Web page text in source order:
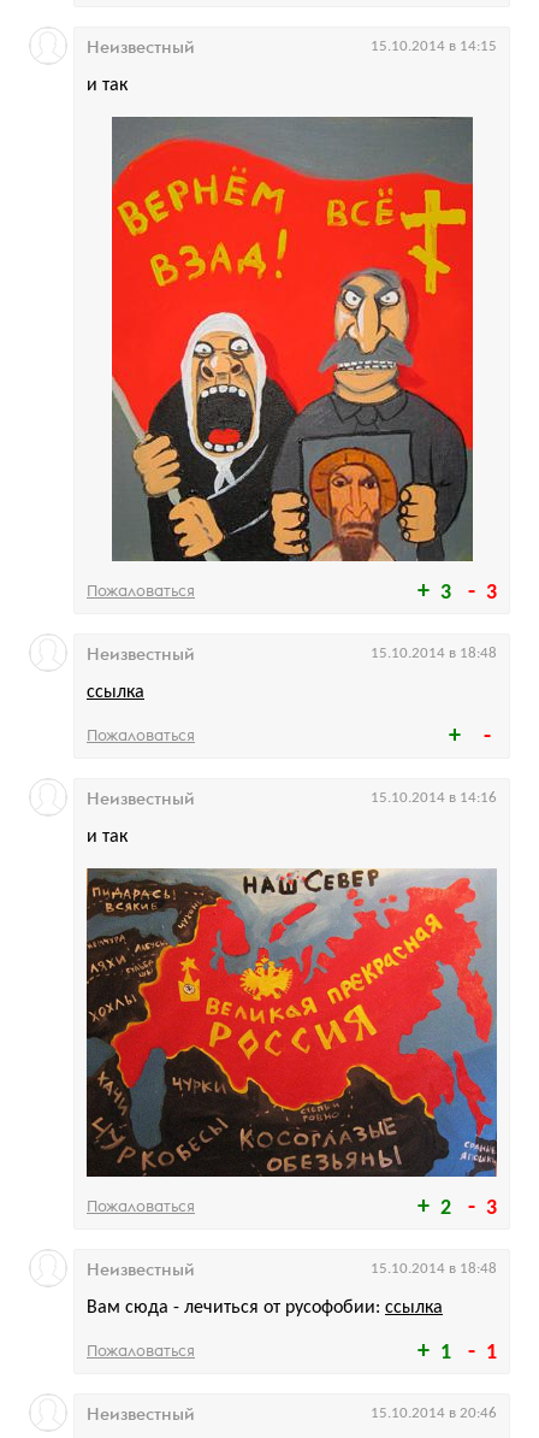
3 3
и так
Неизвестный 15.10.2014 в 14:15
Пожаловаться
ссылка
Неизвестный 15.10.2014 в 18:48
Пожаловаться
2 3
и так
Неизвестный 15.10.2014 в 14:16
Пожаловаться
1 1
Вам сюда - лечиться от русофобии: ссылка
Неизвестный 15.10.2014 в 18:48
Пожаловаться
Неизвестный 15.10.2014 в 20:46